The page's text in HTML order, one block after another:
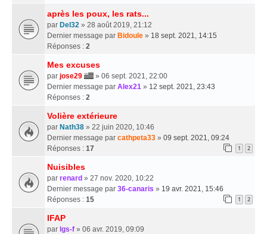
après les poux, les rats...
par Del32 » 28 août 2019, 21:12
Dernier message par Bidoule » 18 sept. 2021, 14:15
Réponses : 2
Mes excuses
par jose29
» 06 sept. 2021, 22:00
Dernier message par Alex21 » 12 sept. 2021, 23:43
Réponses : 2
Volière extérieure
par Nath38 » 22 juin 2020, 10:46
Dernier message par cathpeta33 » 09 sept. 2021, 09:24
Réponses : 17 1 2
Nuisibles
par renard » 27 nov. 2020, 10:22
Dernier message par 36-canaris » 19 avr. 2021, 15:46
Réponses : 15 1 2
IFAP
par lgs-f » 06 avr. 2019, 09:09